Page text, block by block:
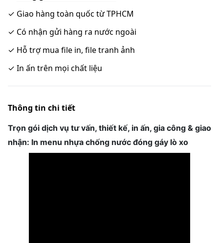
✓ Giao hàng toàn quốc từ TPHCM
✓ Có nhận gửi hàng ra nước ngoài
✓ Hỗ trợ mua file in, file tranh ảnh
✓ In ấn trên mọi chất liệu
Thông tin chi tiết
Trọn gói dịch vụ tư vấn, thiết kế, in ấn, gia công & giao
nhận: In menu nhựa chống nước đóng gáy lò xo